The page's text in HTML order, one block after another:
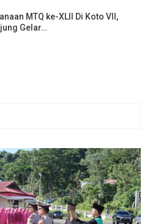
MTQ ke-XLII Di Koto VII,
Gelar…